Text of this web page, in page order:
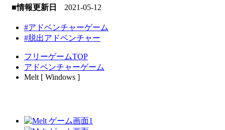
■情報更新日 2021-05-12
#アドベンチャーゲーム
#脱出アドベンチャー
フリーゲームTOP
アドベンチャーゲーム
Melt [ Windows ]